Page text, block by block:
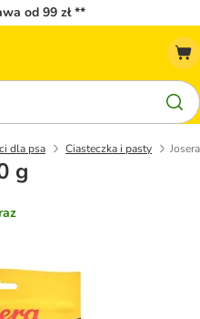
od 99 zł **
dla psa Ciasteczka i pasty
g